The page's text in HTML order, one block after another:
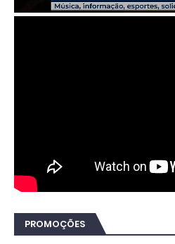
PROMOÇÕES